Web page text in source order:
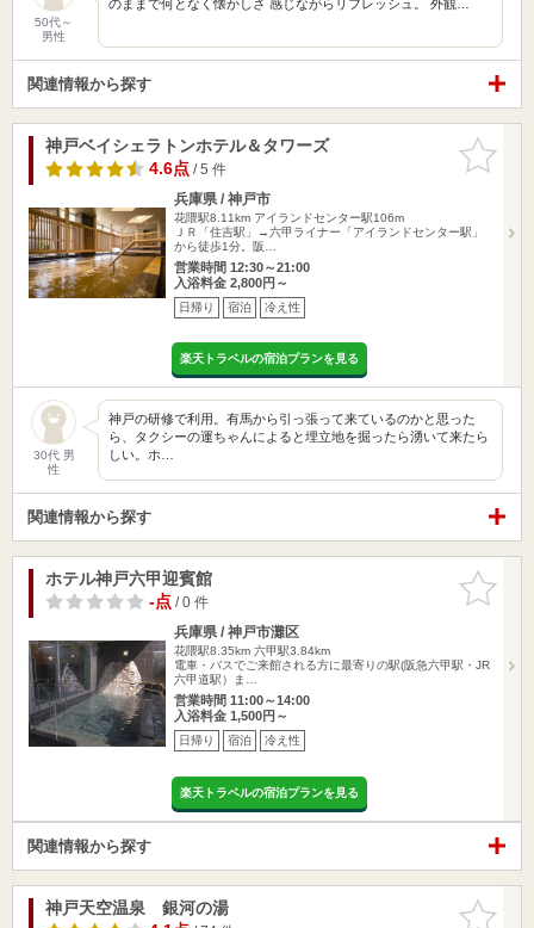
50代～
男性
のままで何となく懐かしさ 感じながらリフレッシュ。 外観…
関連情報から探す
お気に入
りに追加
神戸ベイシェラトンホテル＆タワーズ
4.6点/ 5 件
兵庫県 / 神戸市
花隈駅8.11km アイランドセンター駅106m
ＪＲ「住吉駅」→六甲ライナー「アイランドセンター駅」
から徒歩1分。阪…
営業時間 12:30～21:00
入浴料金 2,800円～
日帰り 宿泊 冷え性
楽天トラベルの宿泊プランを見る
30代 男
性
神戸の研修で利用。有馬から引っ張って来ているのかと思った
ら、タクシーの運ちゃんによると埋立地を掘ったら湧いて来たら
しい。ホ…
関連情報から探す
お気に入
りに追加
ホテル神戸六甲迎賓館
-点/ 0 件
兵庫県 / 神戸市灘区
花隈駅8.35km 六甲駅3.84km
電車・バスでご来館される方に最寄りの駅(阪急六甲駅・JR
六甲道駅）ま…
営業時間 11:00～14:00
入浴料金 1,500円～
日帰り 宿泊 冷え性
楽天トラベルの宿泊プランを見る
関連情報から探す
お気に入
神戸天空温泉 銀河の湯